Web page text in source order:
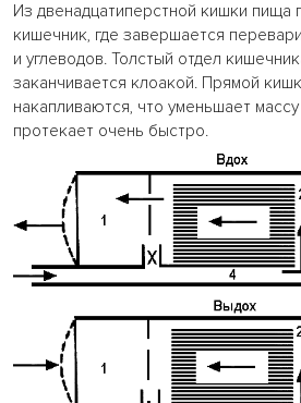
Из двенадцатиперстной кишки пища
кишечник, где завершается
и углеводов. Толстый отдел
заканчивается клоакой. Прямой
накапливаются, что уменьшает
протекает очень быстро.